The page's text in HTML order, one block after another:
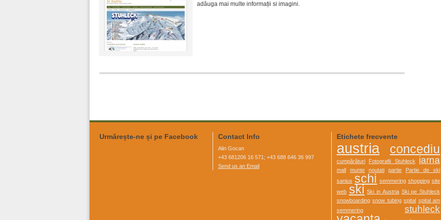
adăuga mai multe informații si imagini.
Urmărește-ne și pe Facebook Contact Info
Alin Gocan
+43 681206 16 571; +43 688 646 36 997
Send us an Email
Etichete frecvente
austria concediu
cumpărături Fotografii Stuhleck iarna
mall munte noutati partie
Partie de ski
sanius schi semmering shopping site
web ski Ski in Austria Ski pe Stuhleck
snowboarding snow tubing spital spital am
semmering
stuhleck